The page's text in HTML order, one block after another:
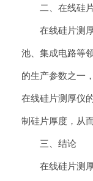
二、在线硅片
在线硅片测厚
池、集成电路等
的生产参数之一
在线硅片测厚仪
制硅片厚度，从
三、结论
在线硅片测厚